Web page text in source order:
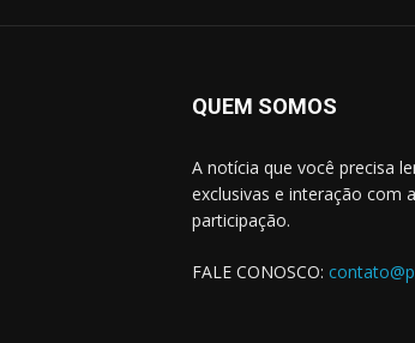
QUEM SOMOS
A notícia que você precisa
exclusivas e interação com
participação.
FALE CONOSCO: